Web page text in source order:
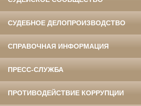
СУДЕБНОЕ ДЕЛОПРОИЗВОДСТВО
СПРАВОЧНАЯ ИНФОРМАЦИЯ
ПРЕСС-СЛУЖБА
ПРОТИВОДЕЙСТВИЕ КОРРУПЦИИ